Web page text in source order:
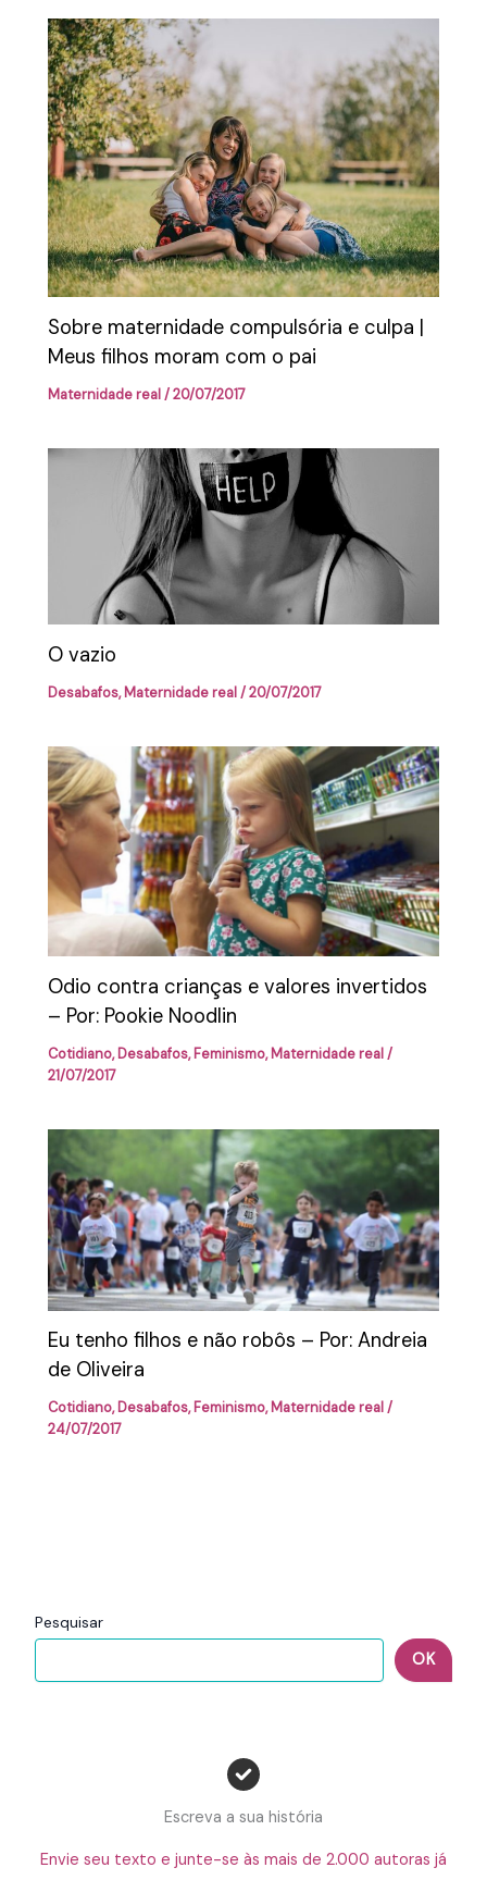
Pesquisar
OK
Escreva a sua história
Envie seu texto e junte-se às mais de 2.000 autoras já
Sobre maternidade compulsória e culpa |
Meus filhos moram com o pai
Maternidade real/20/07/2017
O vazio
Desabafos,Maternidade real/20/07/2017
Odio contra crianças e valores invertidos
– Por: Pookie Noodlin
Cotidiano,Desabafos,Feminismo,Maternidade real/
21/07/2017
Eu tenho filhos e não robôs – Por: Andreia
de Oliveira
Cotidiano,Desabafos,Feminismo,Maternidade real/
24/07/2017